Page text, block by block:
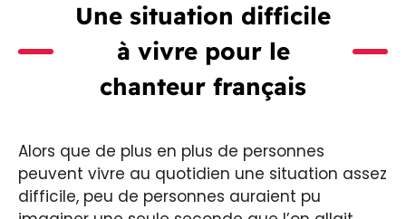
Une situation difficile
à vivre pour le
chanteur français
Alors que de plus en plus de personnes
peuvent vivre au quotidien une situation assez
difficile, peu de personnes auraient pu